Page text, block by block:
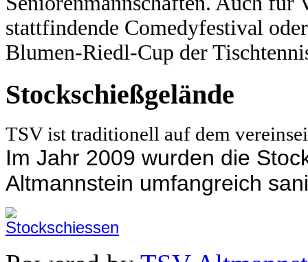
stattfindende Comedyfestival
Blumen-Riedl-Cup der
Stockschießgelände
TSV ist traditionell auf dem
Im Jahr 2009 wurden die
Altmannstein umfangreich